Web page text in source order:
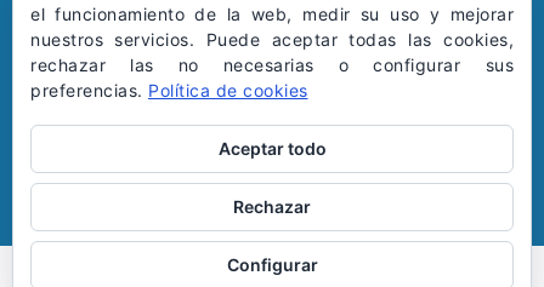
SUSCRIBIRSE A NUESTRAS NOTICIAS
el funcionamiento de la web, medir su uso y mejorar
nuestros servicios. Puede aceptar todas las cookies,
rechazar las no necesarias o configurar sus
preferencias. Política de cookies
Aceptar todo
Rechazar
Configurar